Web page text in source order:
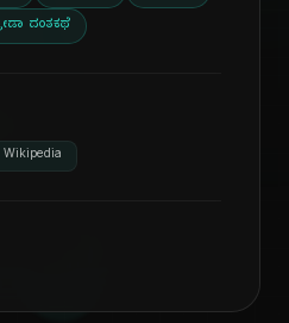
ದಂತಕಥೆ
Wikipedia